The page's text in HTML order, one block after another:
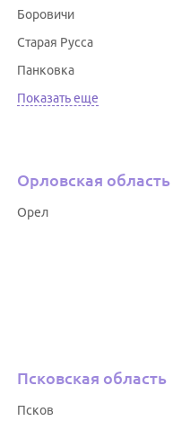
Боровичи
Старая Русса
Панковка
Показать еще
Орловская область
Орел
Псковская область
Псков